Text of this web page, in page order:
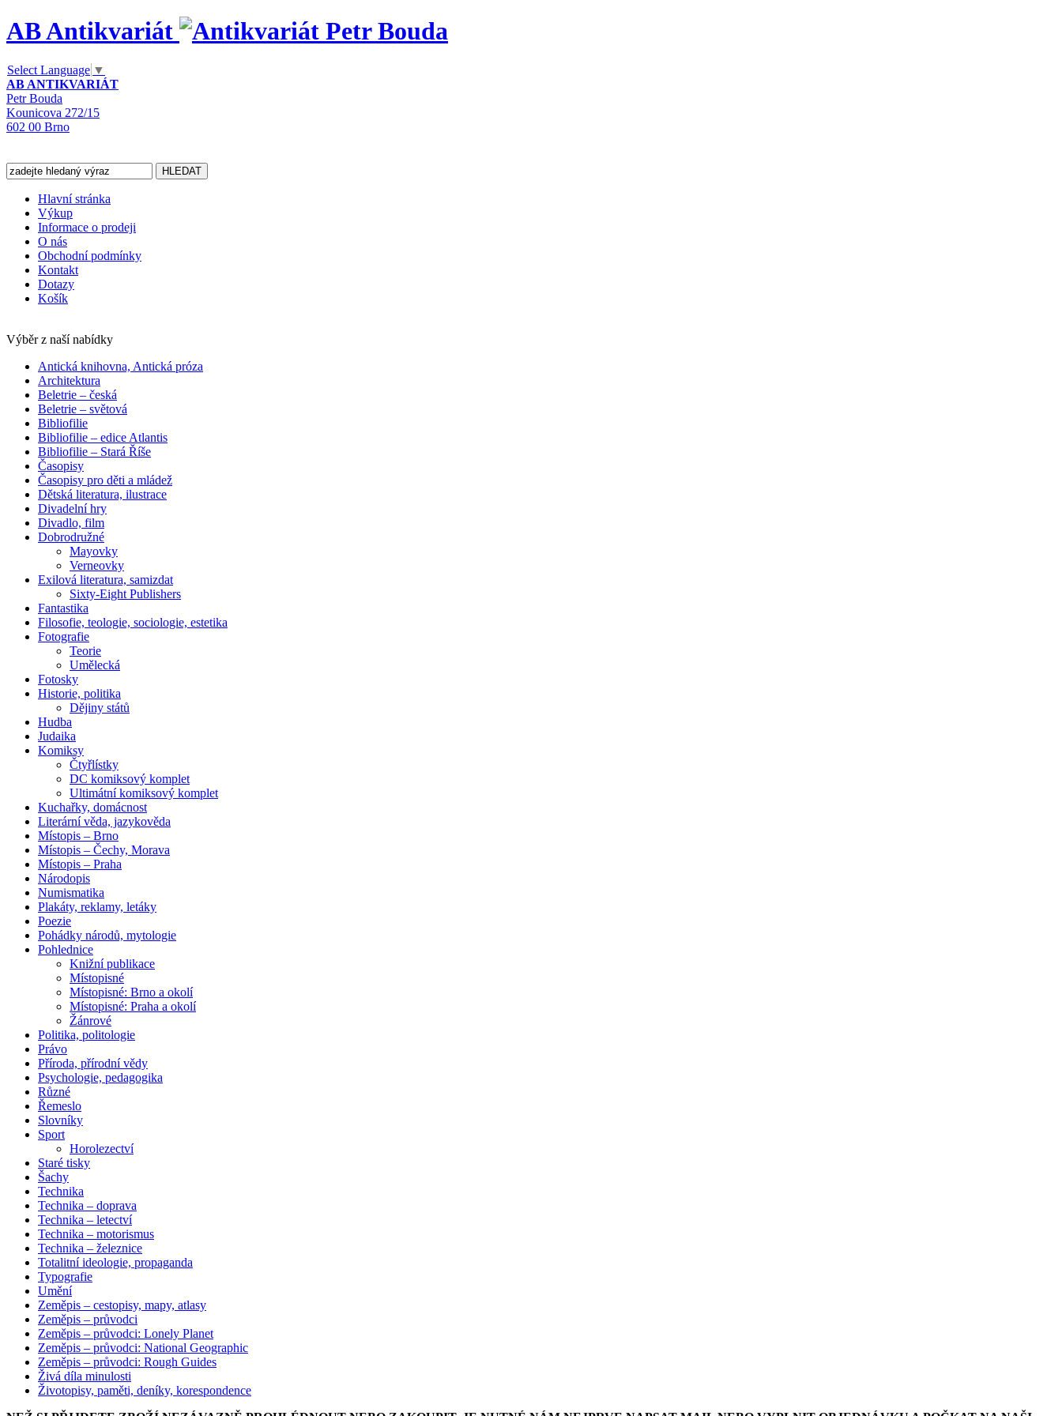
AB Antikvariát
Select Language ▼
AB ANTIKVARIÁT
Petr Bouda
Kounicova 272/15
602 00 Brno
Hlavní stránka
Výkup
Informace o prodeji
O nás
Obchodní podmínky
Kontakt
Dotazy
Košík
Výběr z naší nabídky
Antická knihovna, Antická próza
Architektura
Beletrie – česká
Beletrie – světová
Bibliofilie
Bibliofilie – edice Atlantis
Bibliofilie – Stará Říše
Časopisy
Časopisy pro děti a mládež
Dětská literatura, ilustrace
Divadelní hry
Divadlo, film
Dobrodružné
Mayovky
Verneovky
Exilová literatura, samizdat
Sixty-Eight Publishers
Fantastika
Filosofie, teologie, sociologie, estetika
Fotografie
Teorie
Umělecká
Fotosky
Historie, politika
Dějiny států
Hudba
Judaika
Komiksy
Čtyřlístky
DC komiksový komplet
Ultimátní komiksový komplet
Kuchařky, domácnost
Literární věda, jazykověda
Místopis – Brno
Místopis – Čechy, Morava
Místopis – Praha
Národopis
Numismatika
Plakáty, reklamy, letáky
Poezie
Pohádky národů, mytologie
Pohlednice
Knižní publikace
Místopisné
Místopisné: Brno a okolí
Místopisné: Praha a okolí
Žánrové
Politika, politologie
Právo
Příroda, přírodní vědy
Psychologie, pedagogika
Různé
Řemeslo
Slovníky
Sport
Horolezectví
Staré tisky
Šachy
Technika
Technika – doprava
Technika – letectví
Technika – motorismus
Technika – železnice
Totalitní ideologie, propaganda
Typografie
Umění
Zeměpis – cestopisy, mapy, atlasy
Zeměpis – průvodci
Zeměpis – průvodci: Lonely Planet
Zeměpis – průvodci: National Geographic
Zeměpis – průvodci: Rough Guides
Živá díla minulosti
Životopisy, paměti, deníky, korespondence